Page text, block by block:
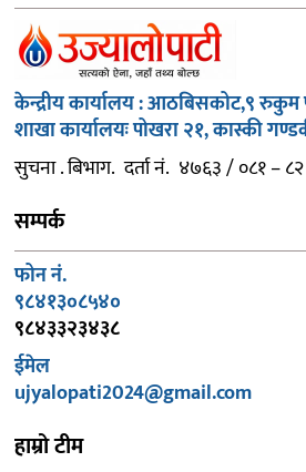
केन्द्रीय कार्यालय : आठबिसकोट,९ रुकुम
शाखा कार्यालयः पोखरा २१, कास्की
सुचना . बिभाग. दर्ता नं. ४७६३ / ०८१ – ८२
सम्पर्क
फोन नं.
९८४१३०८५४०
९८४३३२३४३८
ईमेल
ujyalopati2024@gmail.com
हाम्रो टीम